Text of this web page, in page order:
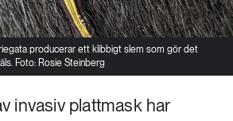
producerar ett klibbigt slem som gör det
Foto: Rosie Steinberg
invasiv plattmask har